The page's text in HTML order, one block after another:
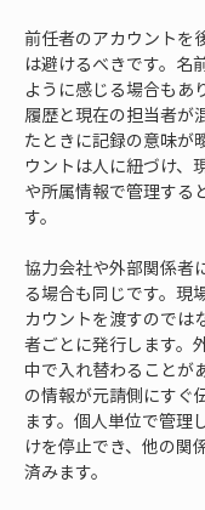
前任者のアカウントを
は避けるべきです。名
ように感じる場合もあ
履歴と現在の担当者が
たときに記録の意味が
ウントは人に紐づけ、
や所属情報で管理する
す。
協力会社や外部関係者
る場合も同じです。現
カウントを渡すのでは
者ごとに発行します。
中で入れ替わることが
の情報が元請側にすぐ
ます。個人単位で管理
けを停止でき、他の関
済みます。